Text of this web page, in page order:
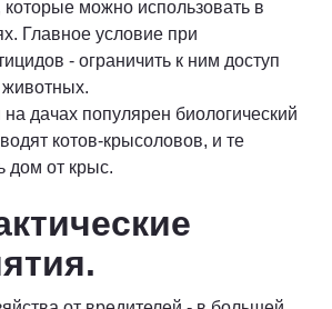
можно использовать в
Главное условие при
- ограничить к ним доступ
дачах популярен биологический
котов-крысоловов, и те
дом от крыс.